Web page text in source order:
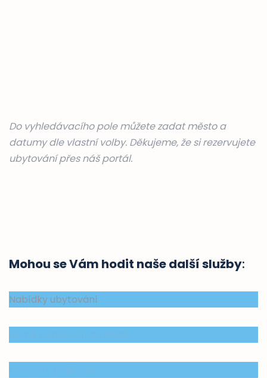
Do vyhledávacího pole můžete zadat město a
datumy dle vlastní volby. Děkujeme, že si rezervujete
ubytování přes náš portál.
Mohou se Vám hodit naše další služby:
Nabídky ubytování